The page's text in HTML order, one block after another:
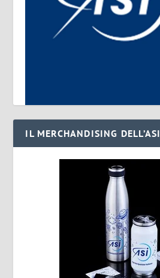
IL MERCHANDISING DELL’ASI